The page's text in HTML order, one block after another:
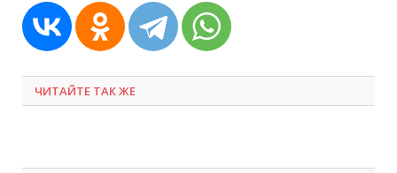
ЧИТАЙТЕ ТАК ЖЕ